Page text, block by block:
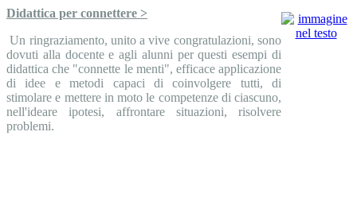
Didattica per connettere >
Un ringraziamento, unito a vive congratulazioni, sono
dovuti alla docente e agli alunni per questi esempi di
didattica che "connette le menti", efficace applicazione
di idee e metodi capaci di coinvolgere tutti, di
stimolare e mettere in moto le competenze di ciascuno,
nell'ideare ipotesi, affrontare situazioni, risolvere
problemi.